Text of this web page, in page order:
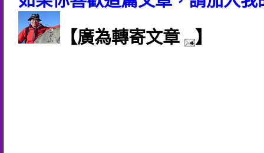
【廣為轉寄文章
】